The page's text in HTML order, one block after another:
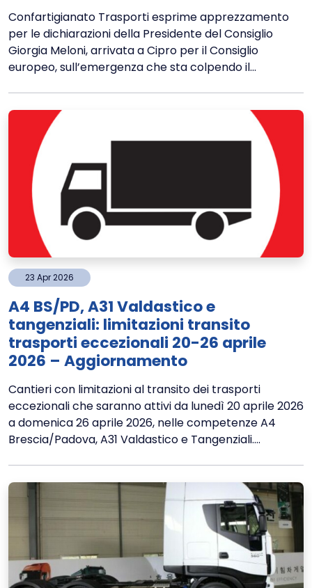
Confartigianato Trasporti esprime apprezzamento
per le dichiarazioni della Presidente del Consiglio
Giorgia Meloni, arrivata a Cipro per il Consiglio
europeo, sull’emergenza che sta colpendo il...
23 Apr2026
A4 BS/PD, A31 Valdastico e
tangenziali: limitazioni transito
trasporti eccezionali 20-26 aprile
2026 – Aggiornamento
Cantieri con limitazioni al transito dei trasporti
eccezionali che saranno attivi da lunedì 20 aprile 2026
a domenica 26 aprile 2026, nelle competenze A4
Brescia/Padova, A31 Valdastico e Tangenziali....